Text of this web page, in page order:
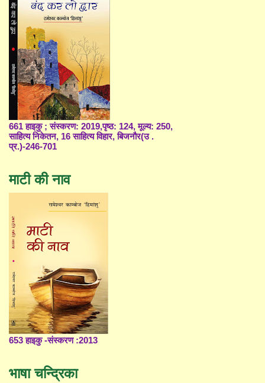
661 हाइकु ; संस्करण: 2019,पृष्ठ: 124, मूल्य: 250,
साहित्य निकेतन, 16 साहित्य विहार, बिजनौर(उ .
प्र.)-246-701
माटी की नाव
653 हाइकु -संस्करण :2013
भाषा चन्द्रिका